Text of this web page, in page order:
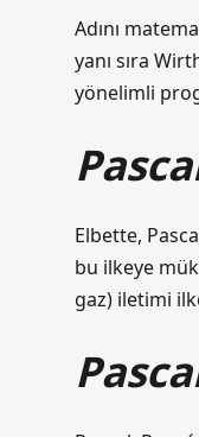
Adını
yanı sıra
yönelimli
Elbette,
bu ilkeye
gaz) iletimi